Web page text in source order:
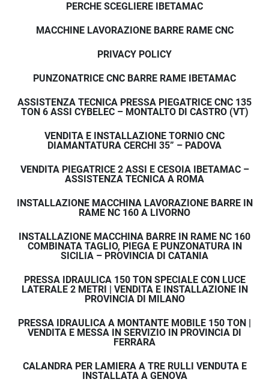
PERCHE SCEGLIERE IBETAMAC
MACCHINE LAVORAZIONE BARRE RAME CNC
PRIVACY POLICY
PUNZONATRICE CNC BARRE RAME IBETAMAC
ASSISTENZA TECNICA PRESSA PIEGATRICE CNC 135
TON 6 ASSI CYBELEC – MONTALTO DI CASTRO (VT)
VENDITA E INSTALLAZIONE TORNIO CNC
DIAMANTATURA CERCHI 35” – PADOVA
VENDITA PIEGATRICE 2 ASSI E CESOIA IBETAMAC –
ASSISTENZA TECNICA A ROMA
INSTALLAZIONE MACCHINA LAVORAZIONE BARRE IN
RAME NC 160 A LIVORNO
INSTALLAZIONE MACCHINA BARRE IN RAME NC 160
COMBINATA TAGLIO, PIEGA E PUNZONATURA IN
SICILIA – PROVINCIA DI CATANIA
PRESSA IDRAULICA 150 TON SPECIALE CON LUCE
LATERALE 2 METRI | VENDITA E INSTALLAZIONE IN
PROVINCIA DI MILANO
PRESSA IDRAULICA A MONTANTE MOBILE 150 TON |
VENDITA E MESSA IN SERVIZIO IN PROVINCIA DI
FERRARA
CALANDRA PER LAMIERA A TRE RULLI VENDUTA E
INSTALLATA A GENOVA